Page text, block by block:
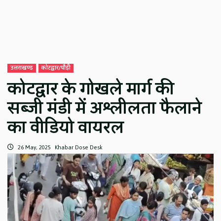
उत्तराखण्ड कोटद्वार/पौड़ी
कोटद्वार के गोखले मार्ग की
सब्जी मंडी में अश्लीलता फैलाने
का वीडियो वायरल
26 May, 2025 Khabar Dose Desk